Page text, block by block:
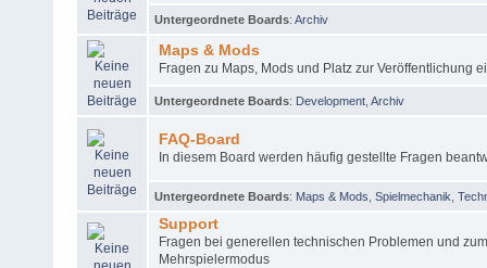
Untergeordnete Boards: Archiv
Maps & Mods
Fragen zu Maps, Mods und Platz zur Veröffentlichung
Untergeordnete Boards: Development Archiv
FAQ-Board
In diesem Board werden häufig gestellte Fragen
Untergeordnete Boards: Maps & Mods Spielmechanik
Support
Fragen bei generellen technischen Problemen und
Mehrspielermodus